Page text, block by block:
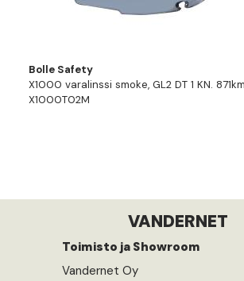
Bolle Safety
X1000 varalinssi smoke, GL2 DT 1 KN.
X1000T02M
VANDERNET
Toimisto ja Showroom
Vandernet Oy